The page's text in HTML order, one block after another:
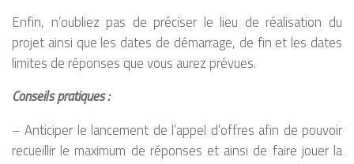
Enfin, n’oubliez pas de préciser le lieu de réalisation du
projet ainsi que les dates de démarrage, de fin et les dates
limites de réponses que vous aurez prévues.
Conseils pratiques :
– Anticiper le lancement de l’appel d’offres afin de pouvoir
recueillir le maximum de réponses et ainsi de faire jouer la